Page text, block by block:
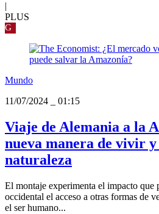
|
PLUS
G
Mundo
11/07/2024
01:15
Viaje de Alemania a la
nueva manera de vivir
naturaleza
El montaje experimenta el impacto que
occidental el acceso a otras formas de
el ser humano...